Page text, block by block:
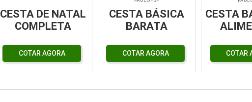
CESTA DE NATAL
COMPLETA
COTAR AGORA
CESTA BÁSICA
BARATA
COTAR AGORA
CESTA
COTAR